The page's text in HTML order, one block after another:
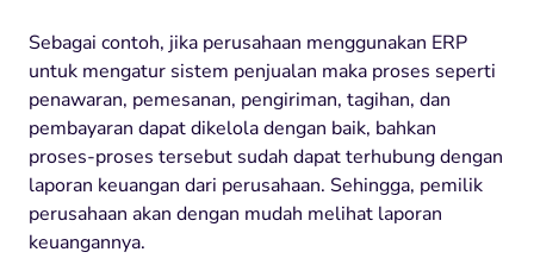
Sebagai contoh, jika perusahaan menggunakan ERP
untuk mengatur sistem penjualan maka proses seperti
penawaran, pemesanan, pengiriman, tagihan, dan
pembayaran dapat dikelola dengan baik, bahkan
proses-proses tersebut sudah dapat terhubung dengan
laporan keuangan dari perusahaan. Sehingga, pemilik
perusahaan akan dengan mudah melihat laporan
keuangannya.